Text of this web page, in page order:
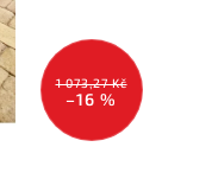
1 073,27 Kč
–16 %